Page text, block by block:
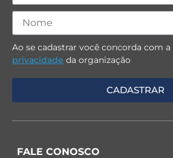
Ao se cadastrar você concorda com a
privacidade da organização
FALE CONOSCO